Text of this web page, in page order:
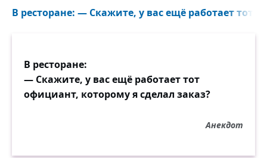
В ресторане: — Скажите, у вас ещё работает тот
В ресторане:
— Скажите, у вас ещё работает тот
официант, которому я сделал заказ?
Анекдот